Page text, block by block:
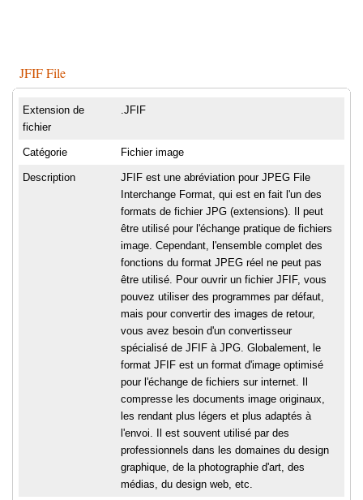
JFIF File
Extension de
fichier
.JFIF
Catégorie Fichier image
Description
JFIF est une abréviation pour JPEG File
Interchange Format, qui est en fait l'un des
formats de fichier JPG (extensions). Il peut
être utilisé pour l'échange pratique de fichiers
image. Cependant, l'ensemble complet des
fonctions du format JPEG réel ne peut pas
être utilisé. Pour ouvrir un fichier JFIF, vous
pouvez utiliser des programmes par défaut,
mais pour convertir des images de retour,
vous avez besoin d'un convertisseur
spécialisé de JFIF à JPG. Globalement, le
format JFIF est un format d'image optimisé
pour l'échange de fichiers sur internet. Il
compresse les documents image originaux,
les rendant plus légers et plus adaptés à
l'envoi. Il est souvent utilisé par des
professionnels dans les domaines du design
graphique, de la photographie d'art, des
médias, du design web, etc.